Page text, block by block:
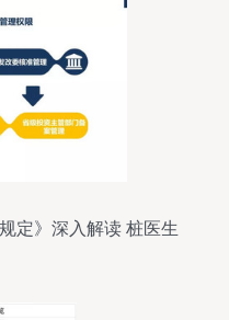
定》深入解读 桩医生